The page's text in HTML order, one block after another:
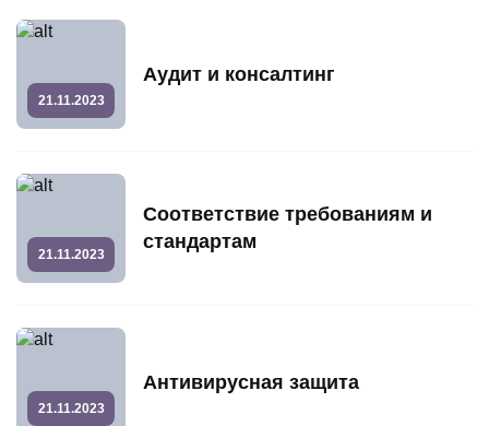
21.11.2023
Аудит и консалтинг
21.11.2023
Соответствие требованиям и
стандартам
21.11.2023
Антивирусная защита